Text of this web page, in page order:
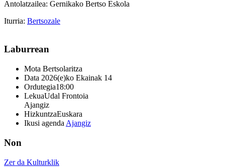
Antolatzailea: Gernikako Bertso Eskola
Iturria: Bertsozale
Laburrean
Mota Bertsolaritza
Data 2026(e)ko Ekainak 14
Ordutegia18:00
LekuaUdal Frontoia
Ajangiz
HizkuntzaEuskara
Ikusi agenda Ajangiz
Non
Zer da Kulturklik